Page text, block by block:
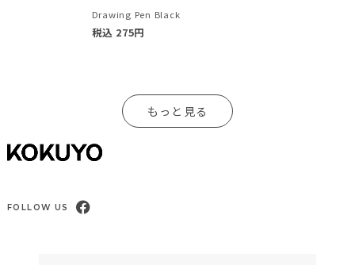
Drawing Pen Black
税込 275円
もっと見る
FOLLOW US